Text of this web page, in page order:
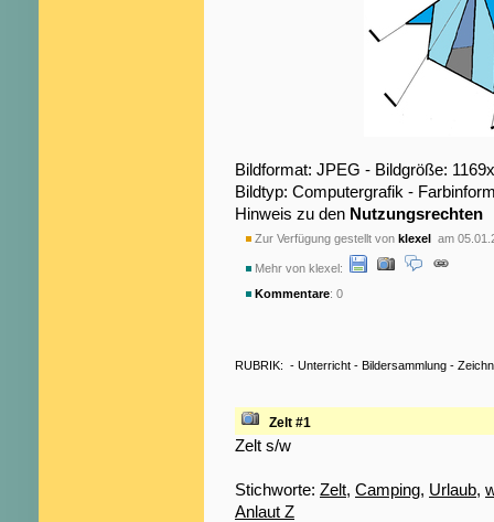
Bildformat: JPEG - Bildgröße:
Bildtyp: Computergrafik -
Hinweis zu den Nutzungsrechten
Zur Verfügung gestellt von klexel am
Mehr von klexel:
Kommentare: 0
RUBRIK: - Unterricht - Bildersammlung -
Zelt #1
Zelt s/w
Stichworte: Zelt, Camping, Urlaub,
Anlaut Z